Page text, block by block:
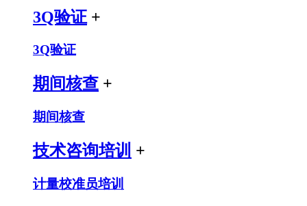
3Q验证 +
3Q验证
期间核查 +
期间核查
技术咨询培训 +
计量校准员培训